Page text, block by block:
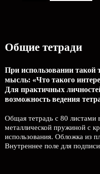
Общие тетради
При использовании такой
мысль: «Что такого
Для практичных
возможность ведения
Общая тетрадь с 80 листами
металлической пружиной с
использования. Обложка из
Внутреннее поле для